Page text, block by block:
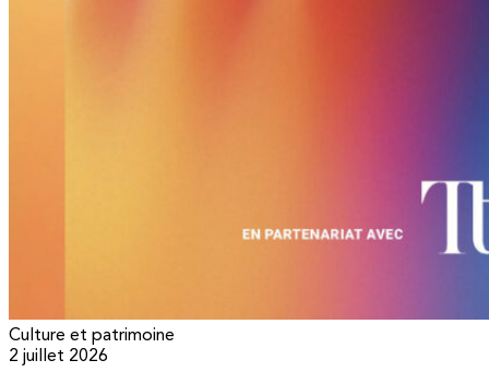
Culture et patrimoine
2 juillet 2026